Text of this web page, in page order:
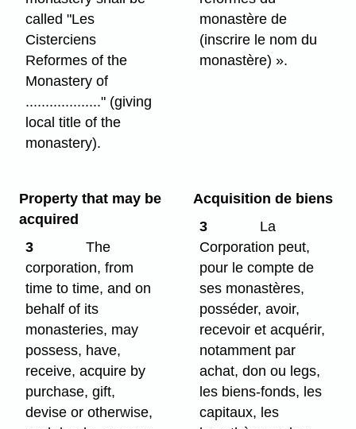
called "Les
Cisterciens
Reformes of the
Monastery of
..................." (giving
local title of the
monastery).
monastère de
(inscrire le nom du
monastère) ».
Property that may be
acquired
3
The
corporation, from
time to time, and on
behalf of its
monasteries, may
possess, have,
receive, acquire by
purchase, gift,
devise or otherwise,
Acquisition de biens
3
La
Corporation peut,
pour le compte de
ses monastères,
posséder, avoir,
recevoir et acquérir,
notamment par
achat, don ou legs,
les biens-fonds, les
capitaux, les